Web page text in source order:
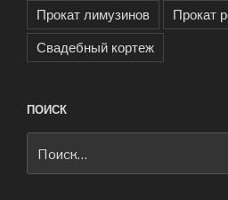
Прокат лимузинов
Прокат
Свадебный кортеж
ПОИСК